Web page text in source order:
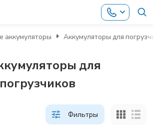
аккумуляторы Аккумуляторы для
для
Фильтры